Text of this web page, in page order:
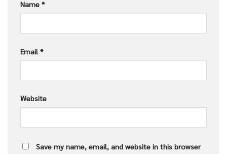
Name *
Email *
Website
Save my name, email, and website in this browser